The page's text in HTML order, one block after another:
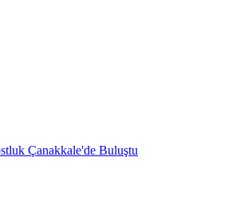
Çanakkale'de Buluştu